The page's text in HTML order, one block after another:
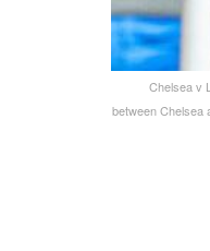
Chelsea v
between Chelsea